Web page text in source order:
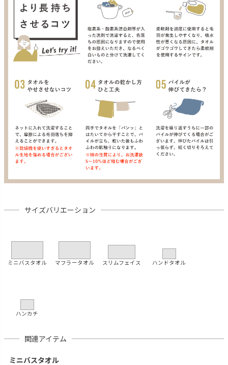
サイズバリエーション
ミニバスタオル マフラータオル スリムフェイス ハンドタオル
ハンカチ
関連アイテム
ミニバスタオル